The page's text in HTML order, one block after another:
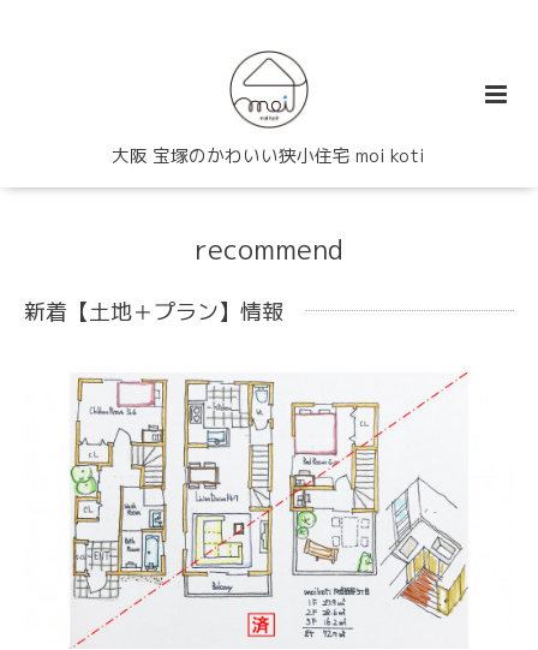
大阪 宝塚のかわいい狭小住宅 moi koti
recommend
新着【土地＋プラン】情報